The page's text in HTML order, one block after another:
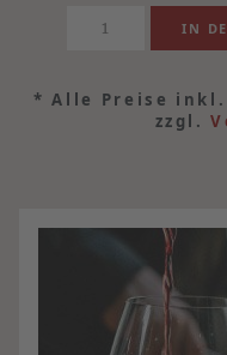
* Alle Preise
zzgl.